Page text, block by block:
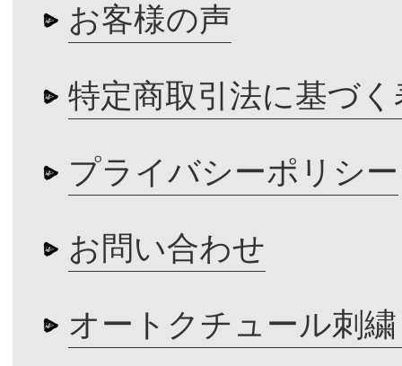
お客様の声
特定商取引法に基づく
プライバシーポリシー
お問い合わせ
オートクチュール刺